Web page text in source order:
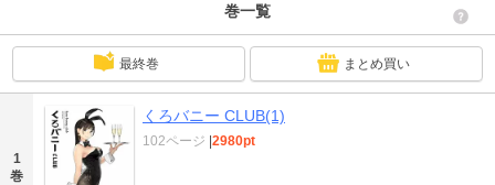
巻一覧
最終巻 まとめ買い
1
巻
くろバニー CLUB(1)
102ページ |2980pt